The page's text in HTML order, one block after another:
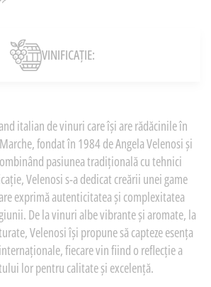
VINIFICAȚIE:
italian de vinuri care își are rădăcinile în
fondat în 1984 de Angela Velenosi și
pasiunea tradițională cu tehnici
Velenosi s-a dedicat creării unei game
exprimă autenticitatea și complexitatea
De la vinuri albe vibrante și aromate, la
Velenosi își propune să capteze esența
fiecare vin fiind o reflecție a
lor pentru calitate și excelență.